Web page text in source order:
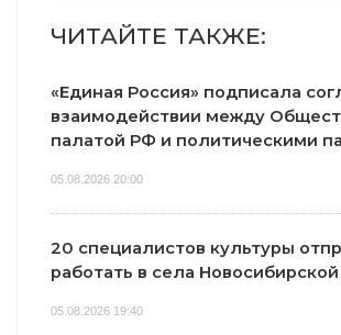
ЧИТАЙТЕ ТАКЖЕ:
«Единая Россия» подписала
взаимодействии между
палатой РФ и политическими
05.08.2026 20:00
20 специалистов культуры
работать в села
05.08.2026 19:40